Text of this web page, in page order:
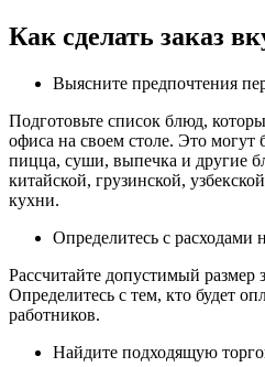
Как сделать заказ
Выясните предпочтения
Подготовьте список блюд,
офиса на своем столе. Это
пицца, суши, выпечка и другие
китайской, грузинской,
кухни.
Определитесь с расходами
Рассчитайте допустимый размер
Определитесь с тем, кто будет
работников.
Найдите подходящую